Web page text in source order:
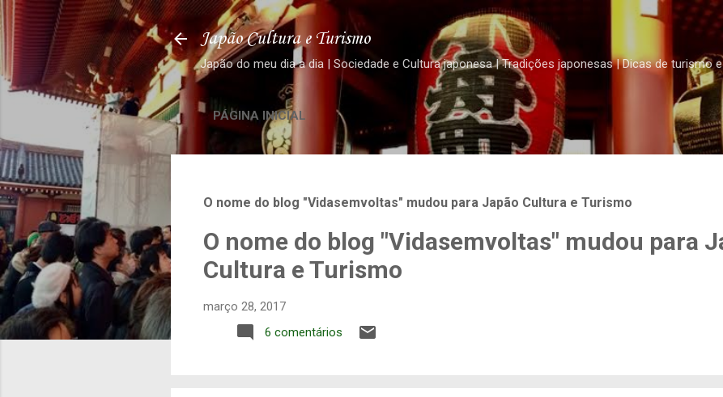
Pular para o conteúdo principal
Japão Cultura e Turismo
Japão do meu dia a dia | Sociedade e Cultura japonesa | Tradições japonesas | Dicas de turismo
PÁGINA INICIAL
O nome do blog "Vidasemvoltas" mudou para Japão Cultura e Turismo
O nome do blog "Vidasemvoltas" mudou para
Cultura e Turismo
março 28, 2017
6 comentários